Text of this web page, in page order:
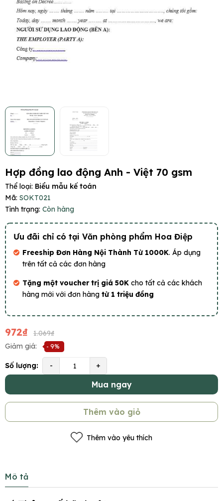
Hợp đồng lao động Anh - Việt 70 gsm
Thể loại: Biểu mẫu kế toán
Mã: SOKT021
Tình trạng: Còn hàng
Ưu đãi chỉ có tại Văn phòng phẩm Hoa Điệp
Freeship Đơn Hàng Nội Thành Từ 1000K. Áp dụng
trên tất cả các đơn hàng
Tặng một voucher trị giá 50K cho tất cả các khách
hàng mới với đơn hàng từ 1 triệu đồng
972₫
1.069₫
Giảm giá:
- 9%
Số lượng: - +
Mua ngay
Thêm vào giỏ
Thêm vào yêu thích
Mô tả